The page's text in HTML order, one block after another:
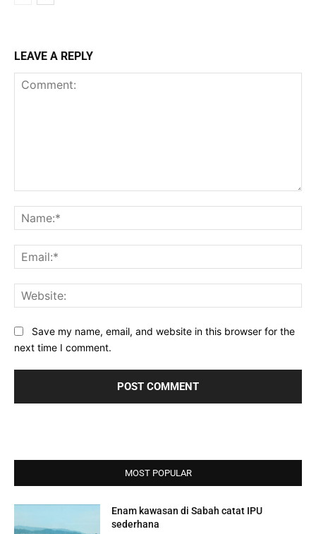
LEAVE A REPLY
Save my name, email, and website in this browser for the
next time I comment.
MOST POPULAR
Enam kawasan di Sabah catat IPU
sederhana